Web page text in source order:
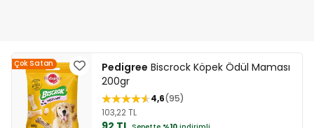
Çok Satan Pedigree Biscrock Köpek Ödül Maması
200gr
4,6 95
103,22 TL